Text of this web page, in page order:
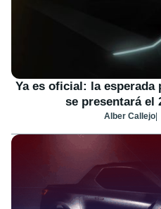
Ya es oficial: la esperada
se presentará el
Alber Callejo